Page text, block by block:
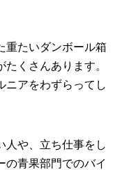
重たいダンボール箱
くさんあります。
ニアをわずらってし
人や、立ち仕事をし
の青果部門でのバイ